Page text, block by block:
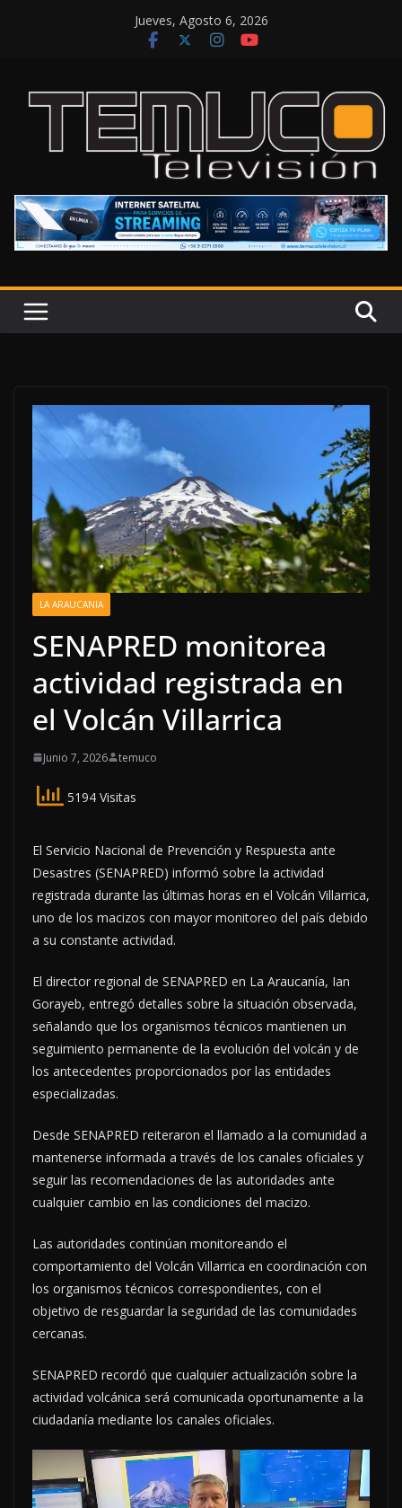
Jueves, Agosto 6, 2026
LA ARAUCANIA
SENAPRED monitorea
actividad registrada en
el Volcán Villarrica
Junio 7, 2026 temuco
5194 Visitas
El Servicio Nacional de Prevención y Respuesta ante
Desastres (SENAPRED) informó sobre la actividad
registrada durante las últimas horas en el Volcán Villarrica,
uno de los macizos con mayor monitoreo del país debido
a su constante actividad.
El director regional de SENAPRED en La Araucanía, Ian
Gorayeb, entregó detalles sobre la situación observada,
señalando que los organismos técnicos mantienen un
seguimiento permanente de la evolución del volcán y de
los antecedentes proporcionados por las entidades
especializadas.
Desde SENAPRED reiteraron el llamado a la comunidad a
mantenerse informada a través de los canales oficiales y
seguir las recomendaciones de las autoridades ante
cualquier cambio en las condiciones del macizo.
Las autoridades continúan monitoreando el
comportamiento del Volcán Villarrica en coordinación con
los organismos técnicos correspondientes, con el
objetivo de resguardar la seguridad de las comunidades
cercanas.
SENAPRED recordó que cualquier actualización sobre la
actividad volcánica será comunicada oportunamente a la
ciudadanía mediante los canales oficiales.